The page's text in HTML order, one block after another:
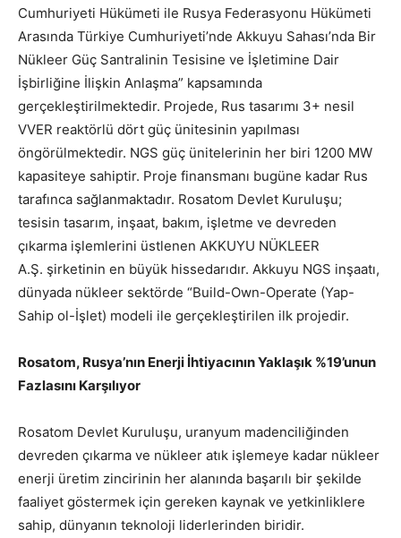
Cumhuriyeti Hükümeti ile Rusya Federasyonu Hükümeti
Arasında Türkiye Cumhuriyeti’nde Akkuyu Sahası’nda Bir
Nükleer Güç Santralinin Tesisine ve İşletimine Dair
İşbirliğine İlişkin Anlaşma” kapsamında
gerçekleştirilmektedir. Projede, Rus tasarımı 3+ nesil
VVER reaktörlü dört güç ünitesinin yapılması
öngörülmektedir. NGS güç ünitelerinin her biri 1200 MW
kapasiteye sahiptir. Proje finansmanı bugüne kadar Rus
tarafınca sağlanmaktadır. Rosatom Devlet Kuruluşu;
tesisin tasarım, inşaat, bakım, işletme ve devreden
çıkarma işlemlerini üstlenen AKKUYU NÜKLEER
A.Ş. şirketinin en büyük hissedarıdır. Akkuyu NGS inşaatı,
dünyada nükleer sektörde “Build-Own-Operate (Yap-
Sahip ol-İşlet) modeli ile gerçekleştirilen ilk projedir.
Rosatom, Rusya’nın Enerji İhtiyacının Yaklaşık %19’unun
Fazlasını Karşılıyor
Rosatom Devlet Kuruluşu, uranyum madenciliğinden
devreden çıkarma ve nükleer atık işlemeye kadar nükleer
enerji üretim zincirinin her alanında başarılı bir şekilde
faaliyet göstermek için gereken kaynak ve yetkinliklere
sahip, dünyanın teknoloji liderlerinden biridir.